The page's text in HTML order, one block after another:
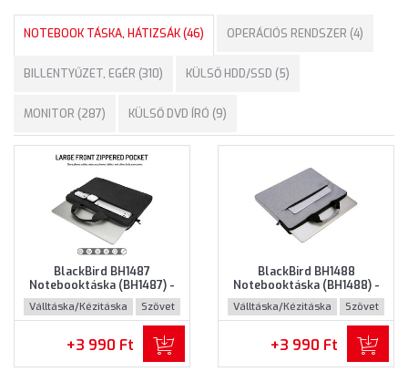
NOTEBOOK TÁSKA, HÁTIZSÁK (46) OPERÁCIÓS RENDSZER (4)
BILLENTYŰZET, EGÉR (310) KÜLSŐ HDD/SSD (5)
MONITOR (287) KÜLSŐ DVD ÍRÓ (9)
BlackBird BH1487
Notebooktáska (BH1487) -
Maximum 15.6" méretű
notebookokhoz - Fekete
színben
Válltáska/Kézitáska Szövet
+3 990 Ft
BlackBird BH1488
Notebooktáska (BH1488) -
Maximum 15.6" méretű
notebookokhoz - Szürke
színben
Válltáska/Kézitáska Szövet
+3 990 Ft